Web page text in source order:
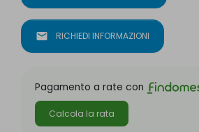
mail RICHIEDI INFORMAZIONI
Pagamento a rate con
Calcola la rata